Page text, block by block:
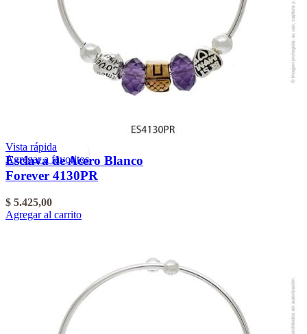
Vista rápida
Agregar a favoritos
Esclava de Acero Blanco
Forever 4130PR
$ 5.425,00
Agregar al carrito